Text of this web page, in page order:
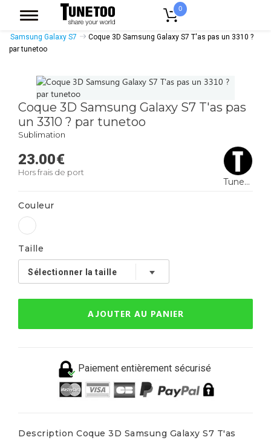
0
Accessoires Casquettes
Coques Smartphones
Samsung Galaxy S7
Coque 3D Samsung Galaxy S7 T'as pas un 3310 ?
par tunetoo
Coque 3D Samsung Galaxy S7 T'as pas
un 3310 ? par tunetoo
Sublimation
23.00€
Hors frais de port
Tunetoo
Couleur
Taille
AJOUTER AU PANIER
Paiement entièrement sécurisé
Description Coque 3D Samsung Galaxy S7 T'as